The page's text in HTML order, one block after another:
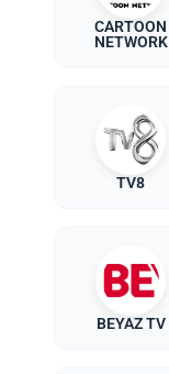
CARTOON
NETWORK
TV8
BEYAZ TV